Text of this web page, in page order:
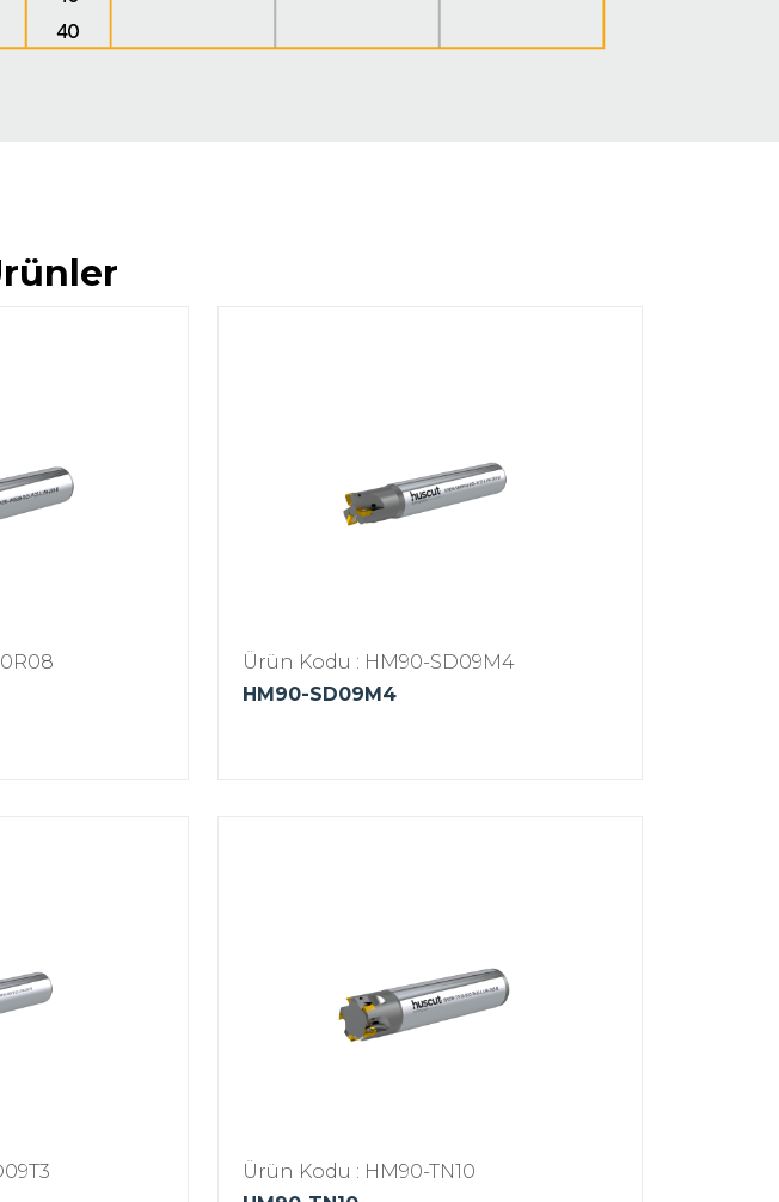
Ürün Kodu : HM90-SD09M4
HM90-SD09M4
Ürün Kodu : HM90-TN10